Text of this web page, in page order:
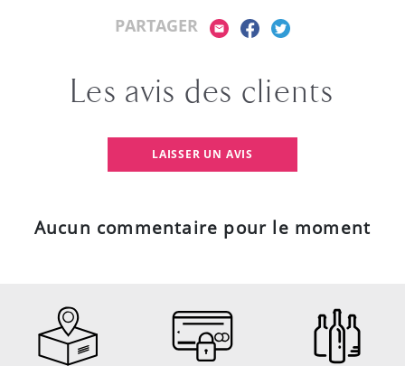
PARTAGER
Les avis des clients
LAISSER UN AVIS
Aucun commentaire pour le moment